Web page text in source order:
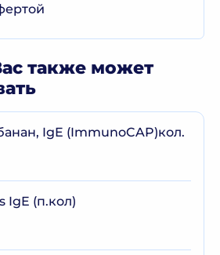
также может
IgE (ImmunoCAP)кол.
IgE (п.кол)